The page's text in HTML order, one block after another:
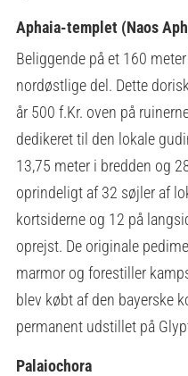
Aphaia-templet (Naos
Beliggende på et 160
nordøstlige del. Dette
år 500 f.Kr. oven på
dedikeret til den lokale
13,75 meter i bredden og
oprindeligt af 32 søjler af
kortsiderne og 12 på
oprejst. De originale
marmor og forestiller
blev købt af den bayerske
permanent udstillet på
Palaiochora